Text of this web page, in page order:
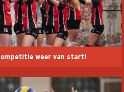
weer van start!